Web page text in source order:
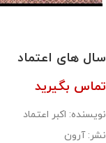
سال های اعتماد
تماس بگیرید
نویسنده: اکبر اعتماد
نشر: آرون